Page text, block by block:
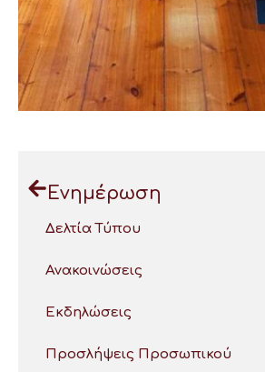
Ενημέρωση
Δελτία Τύπου
Ανακοινώσεις
Εκδηλώσεις
Προσλήψεις Προσωπικού